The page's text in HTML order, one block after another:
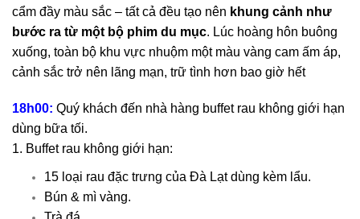
cẩm đầy màu sắc – tất cả đều tạo nên khung cảnh như
bước ra từ một bộ phim du mục. Lúc hoàng hôn buông
xuống, toàn bộ khu vực nhuộm một màu vàng cam ấm áp,
cảnh sắc trở nên lãng mạn, trữ tình hơn bao giờ hết
18h00: Quý khách đến nhà hàng buffet rau không giới hạn
dùng bữa tối.
1. Buffet rau không giới hạn:
15 loại rau đặc trưng của Đà Lạt dùng kèm lẩu.
Bún & mì vàng.